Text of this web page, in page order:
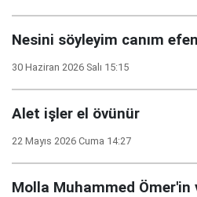
Nesini söyleyim canım
30 Haziran 2026 Salı 15:15
Alet işler el övünür
22 Mayıs 2026 Cuma 14:27
Molla Muhammed